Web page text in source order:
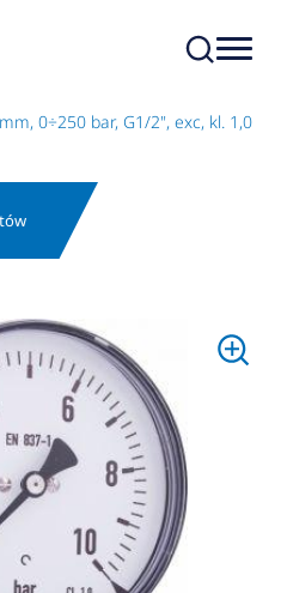
0÷250 bar, G1/2", exc, kl. 1,0